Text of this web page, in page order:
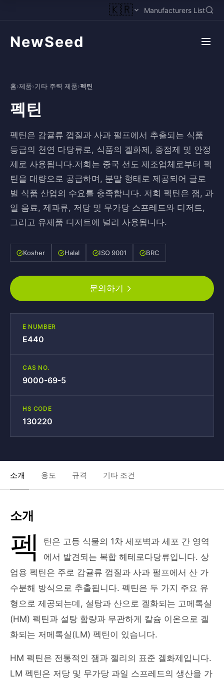
🇰🇷 Manufacturers List
NewSeed
홈›제품›기타 주력 제품›펙틴
펙틴
펙틴은 감귤류 껍질과 사과 펄프에서 추출되는 식품
등급의 천연 다당류로, 식품의 겔화제, 증점제 및 안정
제로 사용됩니다.저희는 중국 선도 제조업체로부터 펙
틴을 대량으로 공급하며, 분말 형태로 제공되어 글로
벌 식품 산업의 수요를 충족합니다. 저희 펙틴은 잼, 과
일 음료, 제과류, 저당 및 무가당 스프레드와 디저트,
그리고 유제품 디저트에 널리 사용됩니다.
Kosher Halal ISO 9001 BRC
문의하기
E NUMBER
E440
CAS NO.
9000-69-5
HS CODE
130220
소개 용도 규격 기타 조건
소개
펙
틴은 고등 식물의 1차 세포벽과 세포 간 영역
에서 발견되는 복합 헤테로다당류입니다. 상
업용 펙틴은 주로 감귤류 껍질과 사과 펄프에서 산 가
수분해 방식으로 추출됩니다. 펙틴은 두 가지 주요 유
형으로 제공되는데, 설탕과 산으로 겔화되는 고메톡실
(HM) 펙틴과 설탕 함량과 무관하게 칼슘 이온으로 겔
화되는 저메톡실(LM) 펙틴이 있습니다.
HM 펙틴은 전통적인 잼과 젤리의 표준 겔화제입니다.
LM 펙틴은 저당 및 무가당 과일 스프레드의 생산을 가